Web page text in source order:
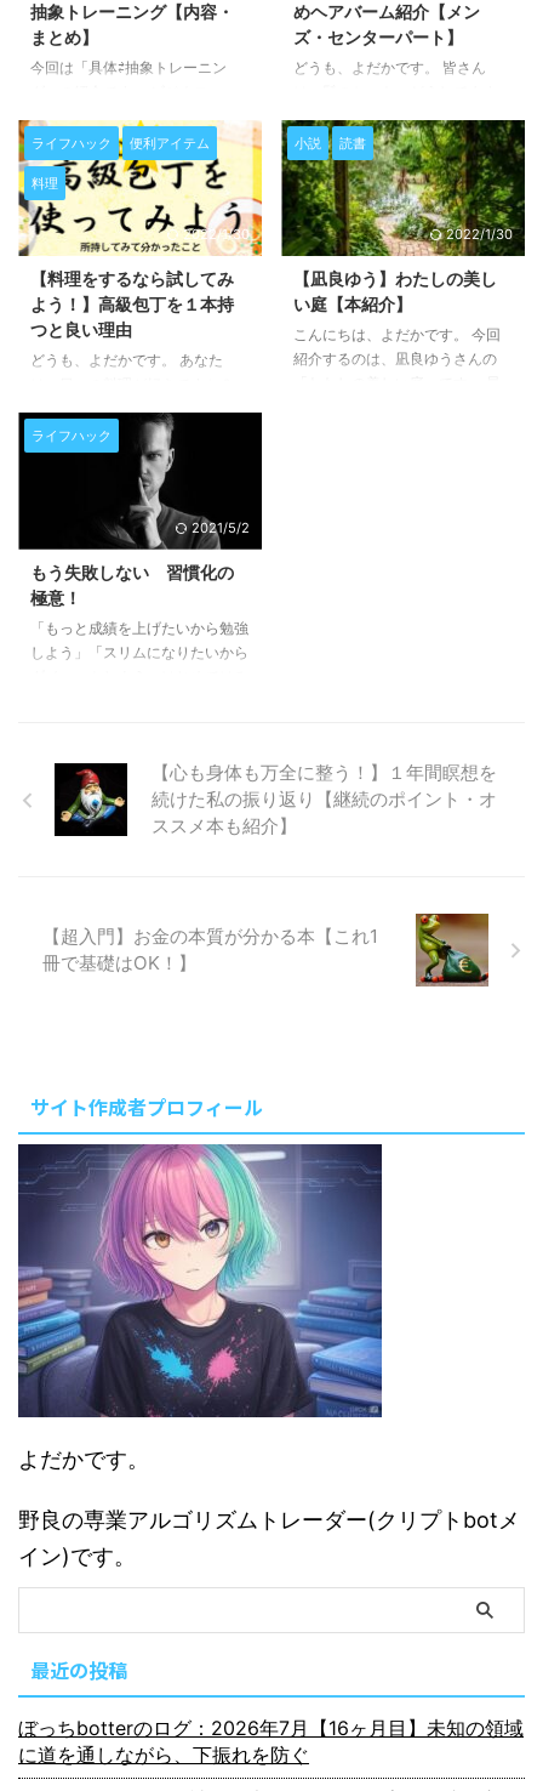
抽象トレーニング【内容・
まとめ】
今回は「具体⇄抽象トレーニン
ミュニケーション・読書など思考
を必要とするあらゆる場面で使え
る内容。 「コスパのぶっ壊れて
いる本」と題してシリーズを作る
のならば、この本は必ず入れるで
あろう1冊です。
めヘアバーム紹介【メン
ズ・センターパート】
どうも、よだかです。 皆さん
か？ 今回紹介するのは、ヘアバ
ーム。 ヘアスタイリング剤の一
種ですね。 私は、最近は髪を伸
ばすようになって、もっぱらヘア
バーム一択です。 センターパー
トで自然な毛流れが欲しいとき
に、よく使っています。 バーム
を使うと、ふんわりさせつつもほ
ろほろと髪が崩れてくるようなナ
チュラルな仕上がりになります。
美容師の方に相談しながら色々と
ライフハック 便利アイテム
料理
2022/1/30
【料理をするなら試してみ
よう！】高級包丁を１本持
つと良い理由
どうも、よだかです。 あなた
以前、「自炊はコスパが良いか
ら」という理由で料理を習慣にし
ようという記事を書きました。
実は、私が自炊を続けられるの
は、ちょっとお高い包丁を使い始
めてからなのです。 1年前、知り
合いに勧められて包丁専門店に連
れて行ってもらい、そこで購入し
た包丁が素晴らしかった！ 元々
料理は好きでしたが、そこからさ
らに料理が楽しくなりました。
小説 読書
2022/1/30
【凪良ゆう】わたしの美し
い庭【本紹介】
こんにちは、よだかです。 今回
紹介するのは、凪良ゆうさんの
ライフハック
2021/5/2
もう失敗しない 習慣化の
極意！
「もっと成績を上げたいから勉強
しよう」「スリムになりたいから
クワクしていたはずなのにちっと
も変化できないでがっかりする。
誰しもが一度は経験したことがあ
る。そのコツさえ活用できれば誰
でも今この瞬間から習慣化のメリ
【心も身体も万全に整う！】１年間瞑想を
続けた私の振り返り【継続のポイント・オ
ススメ本も紹介】
【超入門】お金の本質が分かる本【これ1
冊で基礎はOK！】
サイト作成者プロフィール
よだかです。
野良の専業アルゴリズムトレーダー(クリプトbotメ
イン)です。
最近の投稿
ぼっちbotterのログ：2026年7月【16ヶ月目】未知の領域
に道を通しながら、下振れを防ぐ